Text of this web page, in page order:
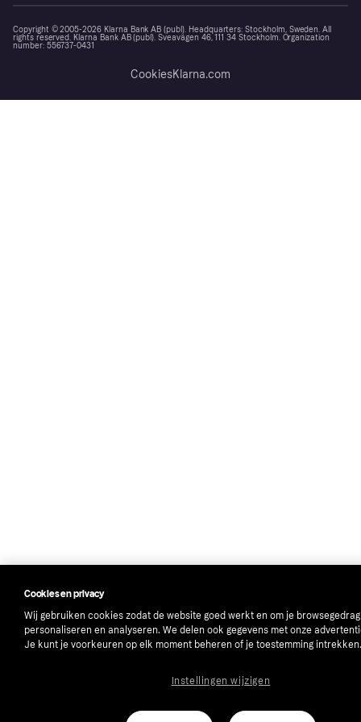
Copyright © 2005-2026 Klarna Bank AB (publ). Headquarters: Stockholm, Sweden. All
rights reserved. Klarna Bank AB (publ). Sveavägen 46, 111 34 Stockholm. Organization
number: 556737-0431
CookiesKlarna.com
Cookies en privacy
Wij gebruiken cookies zodat de website goed werkt en om je
personaliseren en analyseren. We delen ook gegevens met onze
Je kunt je voorkeuren op elk moment beheren of je toestemming intrekken.
Instellingen wijzigen